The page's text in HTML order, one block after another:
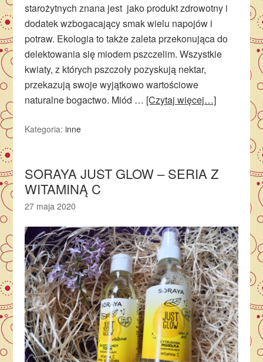
starożytnych znana jest jako produkt zdrowotny i
dodatek wzbogacający smak wielu napojów i
potraw. Ekologia to także zaleta przekonująca do
delektowania się miodem pszczelim. Wszystkie
kwiaty, z których pszczoły pozyskują nektar,
przekazują swoje wyjątkowo wartościowe
naturalne bogactwo. Miód … [Czytaj więcej…]
Kategoria:inne
SORAYA JUST GLOW – SERIA Z
WITAMINĄ C
27 maja 2020